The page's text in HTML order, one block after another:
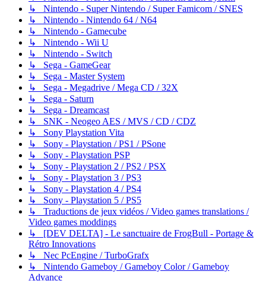
↳ Nintendo - Super Nintendo / Super Famicom / SNES
↳ Nintendo - Nintendo 64 / N64
↳ Nintendo - Gamecube
↳ Nintendo - Wii U
↳ Nintendo - Switch
↳ Sega - GameGear
↳ Sega - Master System
↳ Sega - Megadrive / Mega CD / 32X
↳ Sega - Saturn
↳ Sega - Dreamcast
↳ SNK - Neogeo AES / MVS / CD / CDZ
↳ Sony Playstation Vita
↳ Sony - Playstation / PS1 / PSone
↳ Sony - Playstation PSP
↳ Sony - Playstation 2 / PS2 / PSX
↳ Sony - Playstation 3 / PS3
↳ Sony - Playstation 4 / PS4
↳ Sony - Playstation 5 / PS5
↳ Traductions de jeux vidéos / Video games translations /
Video games moddings
↳ [DEV DELTA] - Le sanctuaire de FrogBull - Portage &
Rétro Innovations
↳ Nec PcEngine / TurboGrafx
↳ Nintendo Gameboy / Gameboy Color / Gameboy
Advance